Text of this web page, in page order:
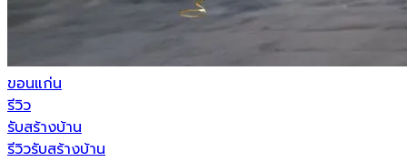
ขอนแก่น
รีวิว
รับสร้างบ้าน
รีวิวรับสร้างบ้าน